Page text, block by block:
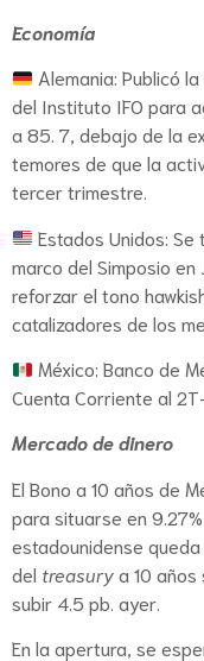
Economía
Alemania: Publicó
del Instituto IFO para
a 85. 7, debajo de la
temores de que la
tercer trimestre.
Estados Unidos:
marco del Simposio
reforzar el tono
catalizadores de los
México: Banco de
Cuenta Corriente al
Mercado de dinero
El Bono a 10 años de
para situarse en
estadounidense
del treasurya 10
subir 4.5 pb. ayer.
En la apertura, se